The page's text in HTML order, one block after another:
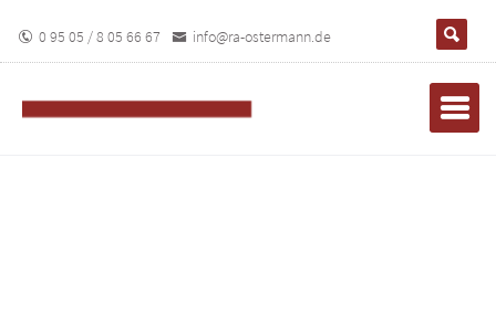
0 95 05 / 8 05 66 67 info@ra-ostermann.de